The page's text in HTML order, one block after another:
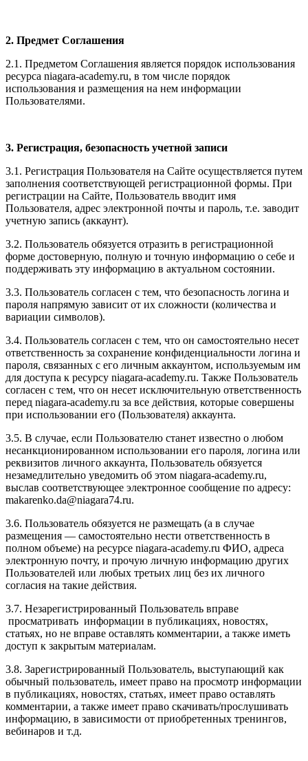
2. Предмет Соглашения
2.1. Предметом Соглашения является порядок использования
ресурса niagara-academy.ru, в том числе порядок
использования и размещения на нем информации
Пользователями.
3. Регистрация, безопасность учетной записи
3.1. Регистрация Пользователя на Сайте осуществляется путем
заполнения соответствующей регистрационной формы. При
регистрации на Сайте, Пользователь вводит имя
Пользователя, адрес электронной почты и пароль, т.е. заводит
учетную запись (аккаунт).
3.2. Пользователь обязуется отразить в регистрационной
форме достоверную, полную и точную информацию о себе и
поддерживать эту информацию в актуальном состоянии.
3.3. Пользователь согласен с тем, что безопасность логина и
пароля напрямую зависит от их сложности (количества и
вариации символов).
3.4. Пользователь согласен с тем, что он самостоятельно несет
ответственность за сохранение конфиденциальности логина и
пароля, связанных с его личным аккаунтом, используемым им
для доступа к ресурсу niagara-academy.ru. Также Пользователь
согласен с тем, что он несет исключительную ответственность
перед niagara-academy.ru за все действия, которые совершены
при использовании его (Пользователя) аккаунта.
3.5. В случае, если Пользователю станет известно о любом
несанкционированном использовании его пароля, логина или
реквизитов личного аккаунта, Пользователь обязуется
незамедлительно уведомить об этом niagara-academy.ru,
выслав соответствующее электронное сообщение по адресу:
makarenko.da@niagara74.ru.
3.6. Пользователь обязуется не размещать (а в случае
размещения — самостоятельно нести ответственность в
полном объеме) на ресурсе niagara-academy.ru ФИО, адреса
электронную почту, и прочую личную информацию других
Пользователей или любых третьих лиц без их личного
согласия на такие действия.
3.7. Незарегистрированный Пользователь вправе
просматривать информации в публикациях, новостях,
статьях, но не вправе оставлять комментарии, а также иметь
доступ к закрытым материалам.
3.8. Зарегистрированный Пользователь, выступающий как
обычный пользователь, имеет право на просмотр информации
в публикациях, новостях, статьях, имеет право оставлять
комментарии, а также имеет право скачивать/прослушивать
информацию, в зависимости от приобретенных тренингов,
вебинаров и т.д.